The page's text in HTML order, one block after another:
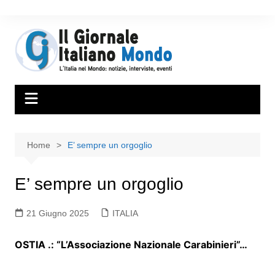
Home E’ sempre un orgoglio
E’ sempre un orgoglio
21 Giugno 2025 ITALIA
OSTIA .: “L’Associazione Nazionale Carabinieri”…